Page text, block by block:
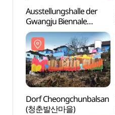
Ausstellungshalle der
Gwangju Biennale
(광주비엔날레전시관)
Dorf Cheongchunbalsan
(청춘발산마을)